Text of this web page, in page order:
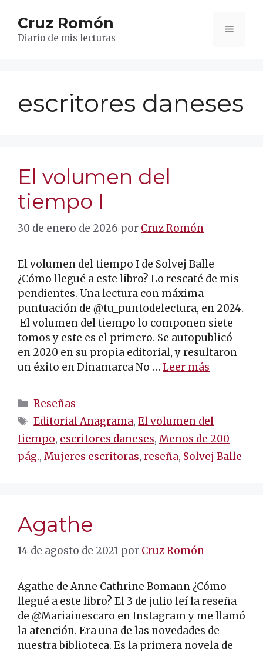
contenido
Cruz Romón
Diario de mis lecturas
Menú
escritores daneses
El volumen del
tiempo I
30 de enero de 2026 por Cruz Romón
El volumen del tiempo I de Solvej Balle
¿Cómo llegué a este libro? Lo rescaté de mis
pendientes. Una lectura con máxima
puntuación de @tu_puntodelectura, en 2024.
El volumen del tiempo lo componen siete
tomos y este es el primero. Se autopublicó
en 2020 en su propia editorial, y resultaron
un éxito en Dinamarca No … Leer más
Categorías
Reseñas
Etiquetas
Editorial Anagrama,El volumen del
tiempo, escritores daneses, Menos de 200
pág., Mujeres escritoras, reseña, Solvej Balle
Agathe
14 de agosto de 2021 por Cruz Romón
Agathe de Anne Cathrine Bomann ¿Cómo
llegué a este libro? El 3 de julio leí la reseña
de @Mariainescaro en Instagram y me llamó
la atención. Era una de las novedades de
nuestra biblioteca. Es la primera novela de